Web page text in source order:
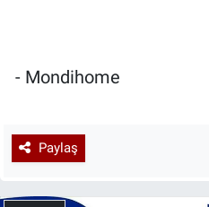
- Mondihome
Paylaş